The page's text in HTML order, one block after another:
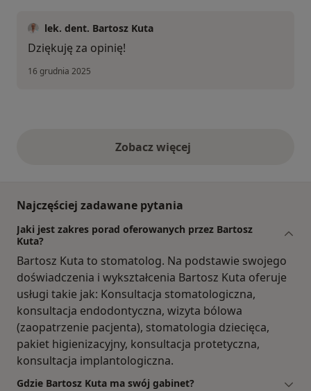
lek. dent. Bartosz Kuta
Dziękuję za opinię!
16 grudnia 2025
Zobacz więcejopinie powyżej
Najczęściej zadawane pytania
Jaki jest zakres porad oferowanych przez Bartosz
Kuta?
Bartosz Kuta to stomatolog. Na podstawie swojego
doświadczenia i wykształcenia Bartosz Kuta oferuje
usługi takie jak: Konsultacja stomatologiczna,
konsultacja endodontyczna, wizyta bólowa
(zaopatrzenie pacjenta), stomatologia dziecięca,
pakiet higienizacyjny, konsultacja protetyczna,
konsultacja implantologiczna.
Gdzie Bartosz Kuta ma swój gabinet?